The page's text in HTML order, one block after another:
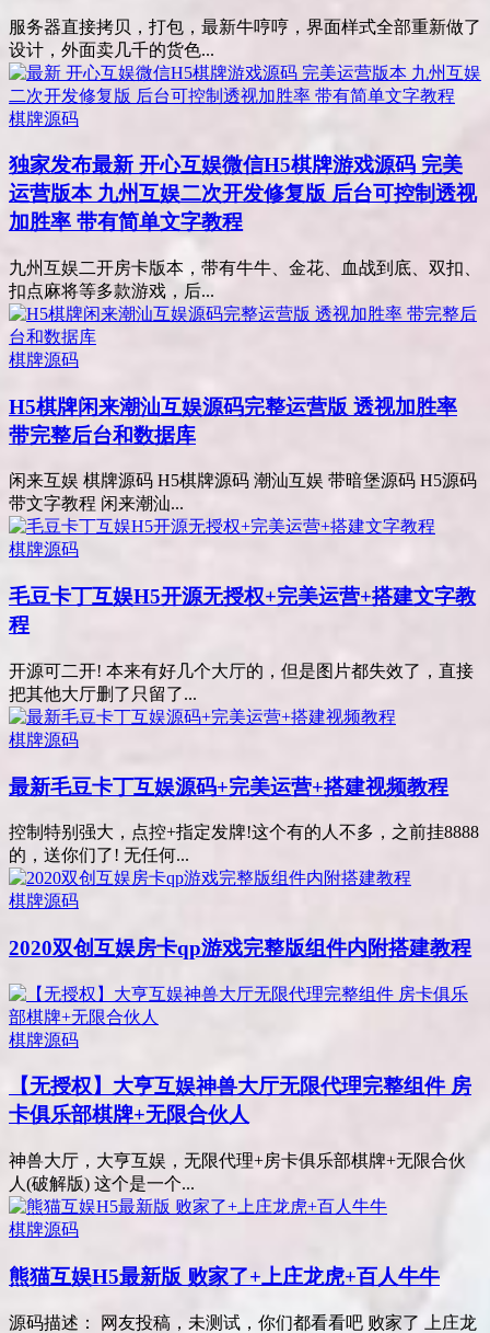
服务器直接拷贝，打包，最新牛哼哼，界面样式全部重新做了
设计，外面卖几千的货色...
棋牌源码
独家发布最新 开心互娱微信H5棋牌游戏源码 完美
运营版本 九州互娱二次开发修复版 后台可控制透视
加胜率 带有简单文字教程
九州互娱二开房卡版本，带有牛牛、金花、血战到底、双扣、
扣点麻将等多款游戏，后...
棋牌源码
H5棋牌闲来潮汕互娱源码完整运营版 透视加胜率
带完整后台和数据库
闲来互娱 棋牌源码 H5棋牌源码 潮汕互娱 带暗堡源码 H5源码
带文字教程 闲来潮汕...
棋牌源码
毛豆卡丁互娱H5开源无授权+完美运营+搭建文字教
程
开源可二开! 本来有好几个大厅的，但是图片都失效了，直接
把其他大厅删了只留了...
棋牌源码
最新毛豆卡丁互娱源码+完美运营+搭建视频教程
控制特别强大，点控+指定发牌!这个有的人不多，之前挂8888
的，送你们了! 无任何...
棋牌源码
2020双创互娱房卡qp游戏完整版组件内附搭建教程
棋牌源码
【无授权】大亨互娱神兽大厅无限代理完整组件 房
卡俱乐部棋牌+无限合伙人
神兽大厅，大亨互娱，无限代理+房卡俱乐部棋牌+无限合伙
人(破解版) 这个是一个...
棋牌源码
熊猫互娱H5最新版 败家了+上庄龙虎+百人牛牛
源码描述： 网友投稿，未测试，你们都看看吧 败家了 上庄龙